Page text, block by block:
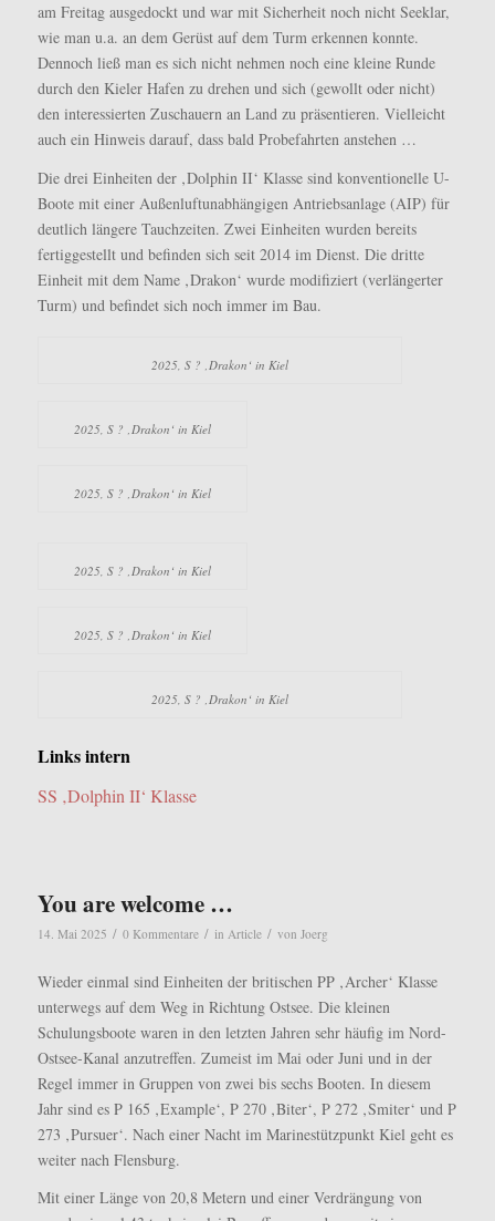
am Freitag ausgedockt und war mit Sicherheit noch nicht Seeklar,
wie man u.a. an dem Gerüst auf dem Turm erkennen konnte.
Dennoch ließ man es sich nicht nehmen noch eine kleine Runde
durch den Kieler Hafen zu drehen und sich (gewollt oder nicht)
den interessierten Zuschauern an Land zu präsentieren. Vielleicht
auch ein Hinweis darauf, dass bald Probefahrten anstehen …
Die drei Einheiten der ‚Dolphin II‘ Klasse sind konventionelle U-
Boote mit einer Außenluftunabhängigen Antriebsanlage (AIP) für
deutlich längere Tauchzeiten. Zwei Einheiten wurden bereits
fertiggestellt und befinden sich seit 2014 im Dienst. Die dritte
Einheit mit dem Name ‚Drakon‘ wurde modifiziert (verlängerter
Turm) und befindet sich noch immer im Bau.
2025, S ? ‚Drakon‘ in Kiel
2025, S ? ‚Drakon‘ in Kiel
2025, S ? ‚Drakon‘ in Kiel
2025, S ? ‚Drakon‘ in Kiel
2025, S ? ‚Drakon‘ in Kiel
2025, S ? ‚Drakon‘ in Kiel
Links intern
SS ‚Dolphin II‘ Klasse
You are welcome …
14. Mai 2025 / 0 Kommentare / in Article / von Joerg
Wieder einmal sind Einheiten der britischen PP ‚Archer‘ Klasse
unterwegs auf dem Weg in Richtung Ostsee. Die kleinen
Schulungsboote waren in den letzten Jahren sehr häufig im Nord-
Ostsee-Kanal anzutreffen. Zumeist im Mai oder Juni und in der
Regel immer in Gruppen von zwei bis sechs Booten. In diesem
Jahr sind es P 165 ‚Example‘, P 270 ‚Biter‘, P 272 ‚Smiter‘ und P
273 ‚Pursuer‘. Nach einer Nacht im Marinestützpunkt Kiel geht es
weiter nach Flensburg.
Mit einer Länge von 20,8 Metern und einer Verdrängung von